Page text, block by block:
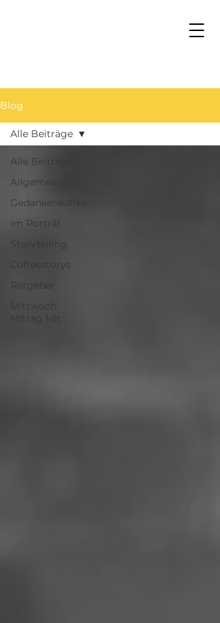
Blog
Alle Beiträge
Allgemein
Gedankenkaffee
im Porträt
Storytelling
Coffeestorys
Ratgeber
Mittwoch
Alle Beiträge